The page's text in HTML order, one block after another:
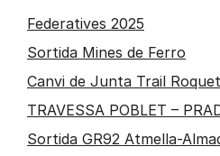
Federatives 2025
Sortida Mines de Ferro
Canvi de Junta Trail
TRAVESSA POBLET –
Sortida GR92 Atmella-